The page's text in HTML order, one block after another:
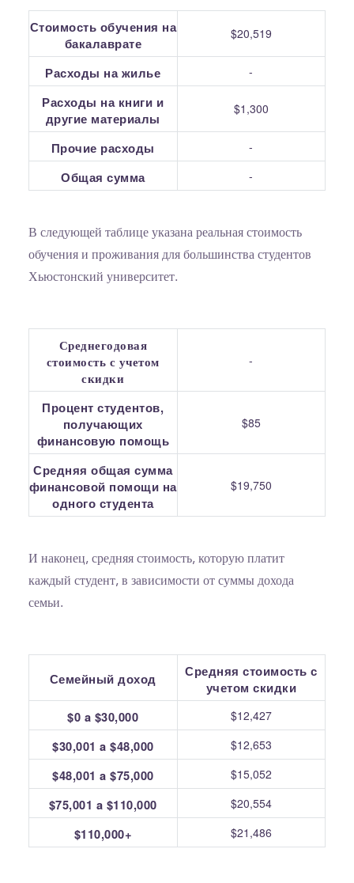
Стоимость обучения на
бакалаврате
$20,519
Расходы на жилье -
Расходы на книги и
другие материалы
$1,300
Прочие расходы -
Общая сумма -
В следующей таблице указана реальная стоимость
обучения и проживания для большинства студентов
Хьюстонский университет.
Среднегодовая
стоимость с учетом
скидки
-
Процент студентов,
получающих
финансовую помощь
$85
Средняя общая сумма
финансовой помощи на
одного студента
$19,750
И наконец, средняя стоимость, которую платит
каждый студент, в зависимости от суммы дохода
семьи.
Семейный доход
Средняя стоимость с
учетом скидки
$0 a $30,000
$12,427
$30,001 a $48,000 $12,653
$48,001 a $75,000 $15,052
$75,001 a $110,000 $20,554
$110,000+ $21,486